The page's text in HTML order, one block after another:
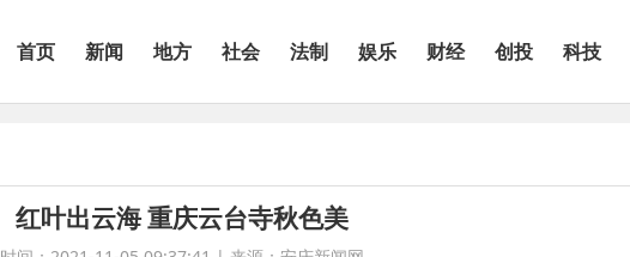
首页 新闻 地方 社会 法制 娱乐 财经 创投 科技
红叶出云海 重庆云台寺秋色美